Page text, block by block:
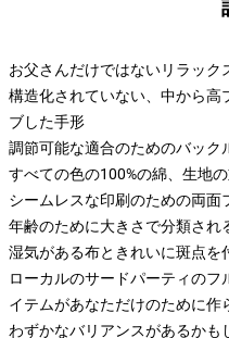
お父さんだけではないリラッ
構造化されていない、中から高
ブした手形
調節可能な適合のためのバック
すべての色の100%の綿、生地
シームレスな印刷のための両
年齢のために大きさで分類され
湿気がある布ときれいに斑点を
ローカルのサードパーティの
イテムがあなただけのために作
わずかなバリアンスがあるかも